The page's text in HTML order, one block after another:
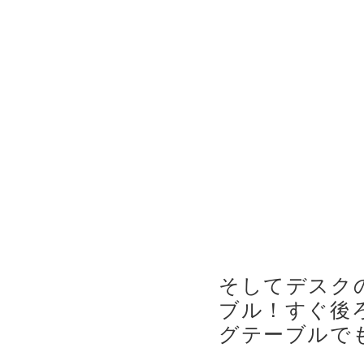
そしてデスク
ブル ！すぐ
グテーブルで